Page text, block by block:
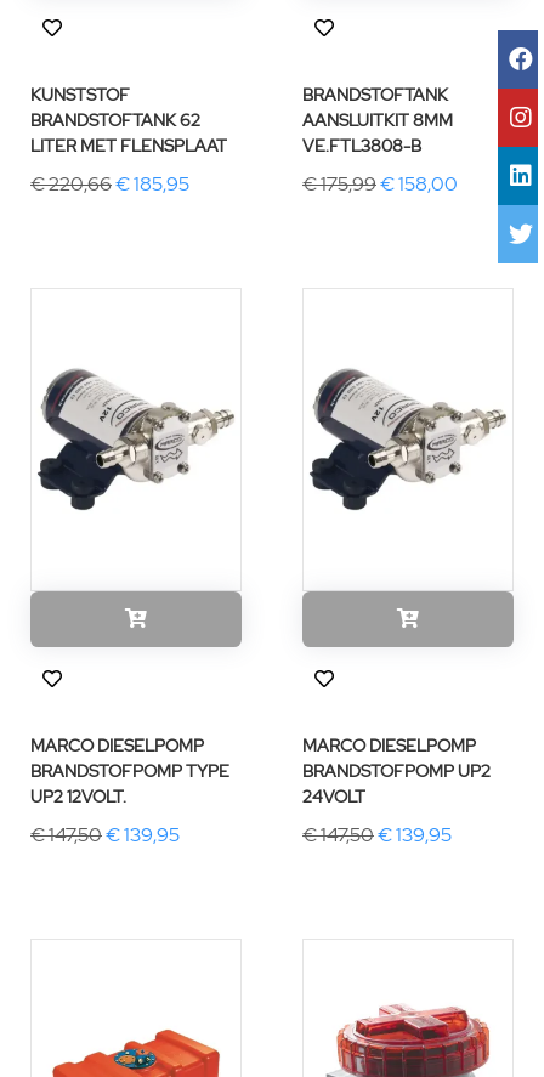
KUNSTSTOF
BRANDSTOFTANK 62
LITER MET FLENSPLAAT
€ 220,66€ 185,95
BRANDSTOFTANK
AANSLUITKIT 8MM
VE.FTL3808-B
€ 175,99€ 158,00
MARCO DIESELPOMP
BRANDSTOFPOMP TYPE
UP2 12VOLT.
€ 147,50€ 139,95
MARCO DIESELPOMP
BRANDSTOFPOMP UP2
24VOLT
€ 147,50€ 139,95